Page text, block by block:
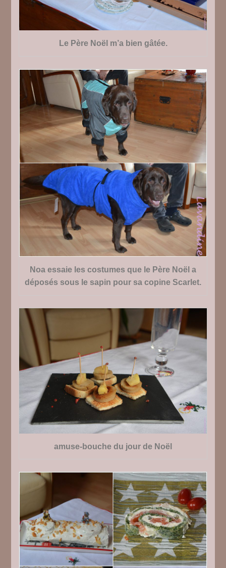
Le Père Noël m’a bien gâtée.
Noa essaie les costumes que le Père Noël a
déposés sous le sapin pour sa copine Scarlet.
amuse-bouche du jour de Noël